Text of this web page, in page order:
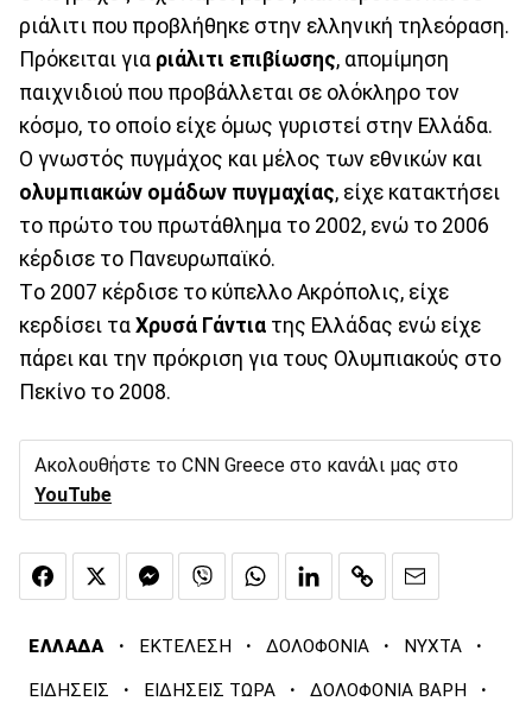
ριάλιτι που προβλήθηκε στην ελληνική τηλεόραση.
Πρόκειται για ριάλιτι επιβίωσης, απομίμηση
παιχνιδιού που προβάλλεται σε ολόκληρο τον
κόσμο, το οποίο είχε όμως γυριστεί στην Ελλάδα.
Ο γνωστός πυγμάχος και μέλος των εθνικών και
ολυμπιακών ομάδων πυγμαχίας, είχε κατακτήσει
το πρώτο του πρωτάθλημα το 2002, ενώ το 2006
κέρδισε το Πανευρωπαϊκό.
Τo 2007 κέρδισε το κύπελλο Ακρόπολις, είχε
κερδίσει τα Χρυσά Γάντια της Ελλάδας ενώ είχε
πάρει και την πρόκριση για τους Ολυμπιακούς στο
Πεκίνο το 2008.
Ακολουθήστε το CNN Greece στο κανάλι μας στο
YouTube
ΕΛΛΑΔΑ · ΕΚΤΕΛΕΣΗ · ΔΟΛΟΦΟΝΙΑ · ΝΥΧΤΑ ·
ΕΙΔΗΣΕΙΣ · ΕΙΔΗΣΕΙΣ ΤΩΡΑ · ΔΟΛΟΦΟΝΙΑ ΒΑΡΗ ·